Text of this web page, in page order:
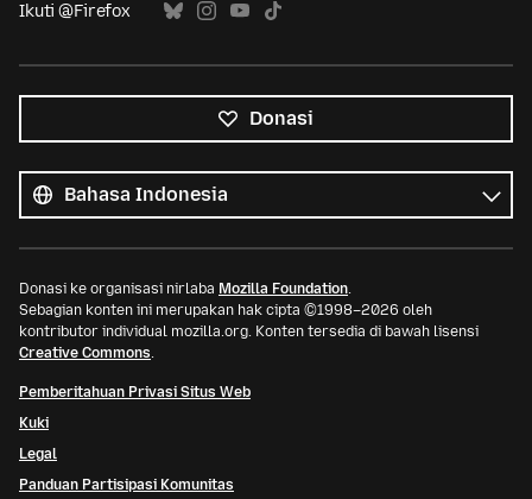
Ikuti @Firefox
Donasi
bahasa
Bahasa
Donasi ke organisasi nirlaba Mozilla Foundation.
Sebagian konten ini merupakan hak cipta ©1998–2026 oleh
kontributor individual mozilla.org. Konten tersedia di bawah lisensi
Creative Commons.
Pemberitahuan Privasi Situs Web
Kuki
Legal
Panduan Partisipasi Komunitas